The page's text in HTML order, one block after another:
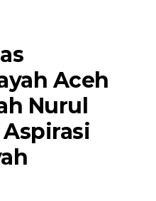
Aceh
Nurul